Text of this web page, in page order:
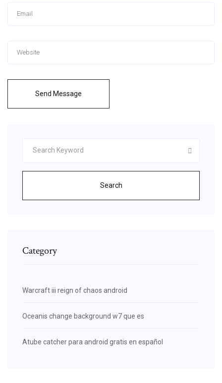
Send Message
Search
Category
Warcraft iii reign of chaos android
Oceanis change background w7 que es
Atube catcher para android gratis en español